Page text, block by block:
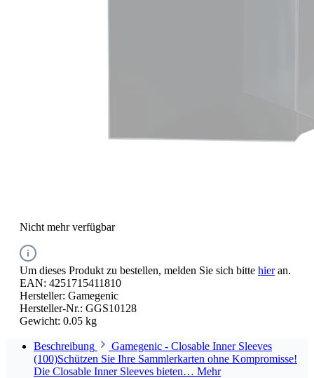
Nicht mehr verfügbar
Um dieses Produkt zu bestellen, melden Sie sich bitte hieran.
EAN: 4251715411810
Hersteller: Gamegenic
Hersteller-Nr.: GGS10128
Gewicht: 0.05 kg
Beschreibung
Gamegenic - Closable Inner Sleeves
(100)Schützen Sie Ihre Sammlerkarten ohne Kompromisse!
Die Closable Inner Sleeves bieten… Mehr